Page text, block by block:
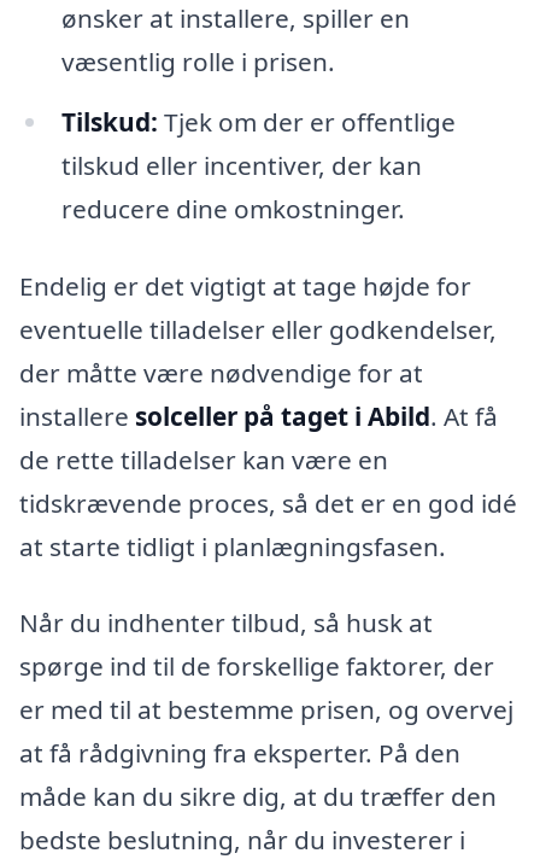
ønsker at installere, spiller en
væsentlig rolle i prisen.
Tilskud: Tjek om der er offentlige
tilskud eller incentiver, der kan
reducere dine omkostninger.
Endelig er det vigtigt at tage højde for
eventuelle tilladelser eller godkendelser,
der måtte være nødvendige for at
installere solceller på taget i Abild. At få
de rette tilladelser kan være en
tidskrævende proces, så det er en god idé
at starte tidligt i planlægningsfasen.
Når du indhenter tilbud, så husk at
spørge ind til de forskellige faktorer, der
er med til at bestemme prisen, og overvej
at få rådgivning fra eksperter. På den
måde kan du sikre dig, at du træffer den
bedste beslutning, når du investerer i